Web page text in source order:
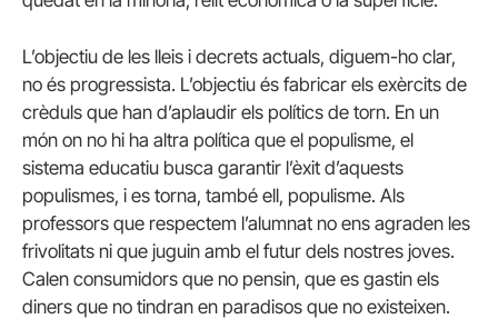
L’objectiu de les lleis i decrets actuals, diguem-ho clar,
no és progressista. L’objectiu és fabricar els exèrcits de
crèduls que han d’aplaudir els polítics de torn. En un
món on no hi ha altra política que el populisme, el
sistema educatiu busca garantir l’èxit d’aquests
populismes, i es torna, també ell, populisme. Als
professors que respectem l’alumnat no ens agraden les
frivolitats ni que juguin amb el futur dels nostres joves.
Calen consumidors que no pensin, que es gastin els
diners que no tindran en paradisos que no existeixen.